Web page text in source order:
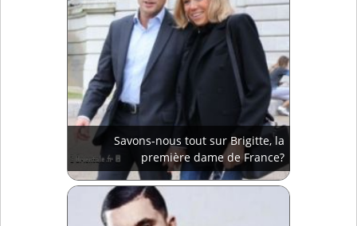
Savons-nous tout sur Brigitte, la
première dame de France?